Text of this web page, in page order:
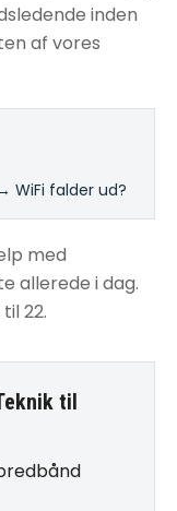
inden
af vores
WiFi falder ud?
med
allerede i dag.
22.
til